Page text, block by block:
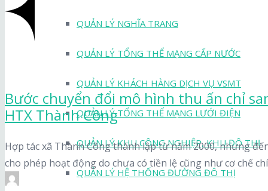
QUẢN LÝ NGHĨA TRANG
QUẢN LÝ TỔNG THỂ MẠNG CẤP NƯỚC
QUẢN LÝ KHÁCH HÀNG DỊCH VỤ VSMT
QUẢN LÝ TỔNG THỂ MẠNG LƯỚI ĐIỆN
QUẢN LÝ KHU CÔNG NGHIỆP, KHU ĐÔ THỊ
QUẢN LÝ HỆ THỐNG ĐƯỜNG ĐÔ THỊ
Bước chuyển đổi mô hình thu ấn chỉ
HTX Thành Công
Hợp tác xã Thành Công thành lập từ năm 2000, nhưng
cho phép hoạt động do chưa có tiền lệ cũng như cơ chế